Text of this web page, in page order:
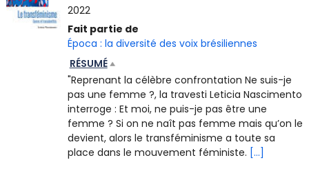
2022
Fait partie de
Época : la diversité des voix brésiliennes
RÉSUMÉ
"Reprenant la célèbre confrontation Ne suis-je
pas une femme ?, la travesti Leticia Nascimento
interroge : Et moi, ne puis-je pas être une
femme ? Si on ne naît pas femme mais qu’on le
devient, alors le transféminisme a toute sa
place dans le mouvement féministe. [...]